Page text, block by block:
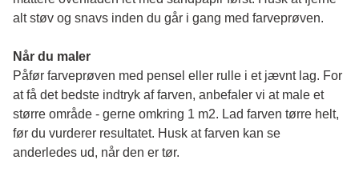
alt støv og snavs inden du går i gang med farveprøven.
Når du maler
Påfør farveprøven med pensel eller rulle i et jævnt lag. For
at få det bedste indtryk af farven, anbefaler vi at male et
større område - gerne omkring 1 m2. Lad farven tørre helt,
før du vurderer resultatet. Husk at farven kan se
anderledes ud, når den er tør.